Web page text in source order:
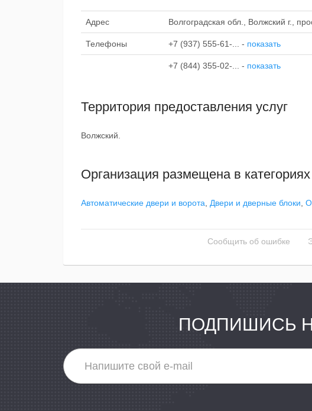
Адрес Волгоградская обл., Волжский г.,
Телефоны +7 (937) 555-61-... - показать
+7 (844) 355-02-... - показать
Территория предоставления услуг
Волжский.
Организация размещена в категориях
Автоматические двери и ворота Двери и дверные блоки
Сообщить об ошибке
ПОДПИШИСЬ